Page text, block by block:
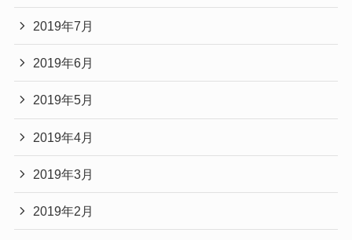
2019年7月
2019年6月
2019年5月
2019年4月
2019年3月
2019年2月